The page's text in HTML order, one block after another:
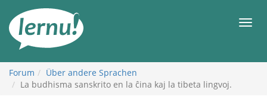
Inhalt
Forum
Über andere Sprachen
La budhisma sanskrito en la ĉina kaj la tibeta lingvoj.